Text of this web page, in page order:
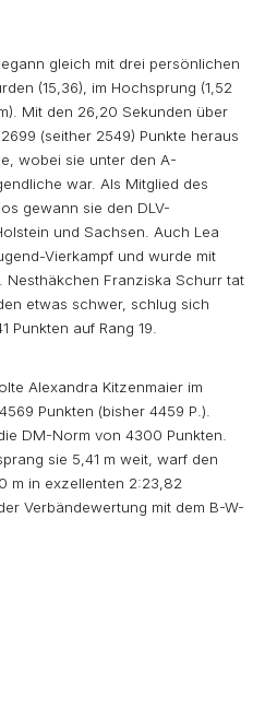
gleich mit drei persönlichen
(15,36), im Hochsprung (1,52
Mit den 26,20 Sekunden über
(seither 2549) Punkte heraus
wobei sie unter den A-
war. Als Mitglied des
gewann sie den DLV-
und Sachsen. Auch Lea
Vierkampf und wurde mit
Nesthäkchen Franziska Schurr tat
etwas schwer, schlug sich
Punkten auf Rang 19.
Alexandra Kitzenmaier im
Punkten (bisher 4459 P.).
DM-Norm von 4300 Punkten.
sie 5,41 m weit, warf den
m in exzellenten 2:23,82
Verbändewertung mit dem B-W-